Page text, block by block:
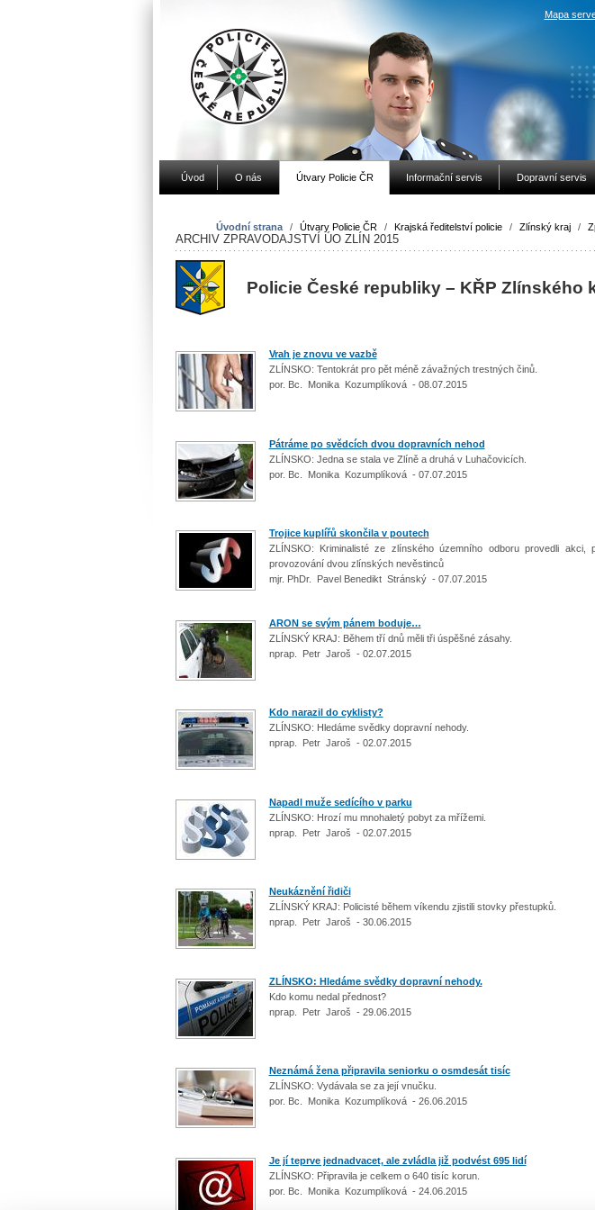
Mapa
Úvod O nás Útvary Policie ČR Informační servis Dopravní servis
Úvodní strana / Útvary Policie ČR / Krajská ředitelství policie / Zlínský kraj /
ARCHIV ZPRAVODAJSTVÍ ÚO ZLÍN 2015
Policie České republiky – KŘP Zlínského
Vrah je znovu ve vazbě
ZLÍNSKO: Tentokrát pro pět méně závažných trestných činů.
por. Bc. Monika Kozumplíková - 08.07.2015
Pátráme po svědcích dvou dopravních nehod
ZLÍNSKO: Jedna se stala ve Zlíně a druhá v Luhačovicích.
por. Bc. Monika Kozumplíková - 07.07.2015
Trojice kuplířů skončila v poutech
ZLÍNSKO: Kriminalisté ze zlínského územního odboru provedli
provozování dvou zlínských nevěstinců
mjr. PhDr. Pavel Benedikt Stránský - 07.07.2015
ARON se svým pánem boduje…
ZLÍNSKÝ KRAJ: Během tří dnů měli tři úspěšné zásahy.
nprap. Petr Jaroš - 02.07.2015
Kdo narazil do cyklisty?
ZLÍNSKO: Hledáme svědky dopravní nehody.
nprap. Petr Jaroš - 02.07.2015
Napadl muže sedícího v parku
ZLÍNSKO: Hrozí mu mnohaletý pobyt za mřížemi.
nprap. Petr Jaroš - 02.07.2015
Neukáznění řidiči
ZLÍNSKÝ KRAJ: Policisté během víkendu zjistili stovky přestupků.
nprap. Petr Jaroš - 30.06.2015
ZLÍNSKO: Hledáme svědky dopravní nehody.
Kdo komu nedal přednost?
nprap. Petr Jaroš - 29.06.2015
Neznámá žena připravila seniorku o osmdesát tisíc
ZLÍNSKO: Vydávala se za její vnučku.
por. Bc. Monika Kozumplíková - 26.06.2015
Je jí teprve jednadvacet, ale zvládla již podvést 695 lidí
ZLÍNSKO: Připravila je celkem o 640 tisíc korun.
por. Bc. Monika Kozumplíková - 24.06.2015